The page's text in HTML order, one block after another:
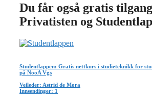
Du får også gratis
Privatisten og
Studentlappen: Gratis nettkurs i studieteknikk for
på NooA Vgs
Veileder: Astrid de Mora
Innsendinger: 1